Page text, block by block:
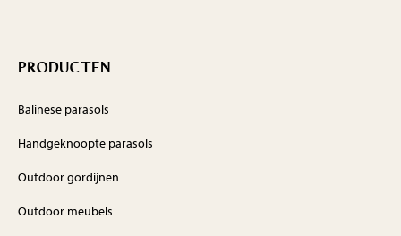
PRODUCTEN
Balinese parasols
Handgeknoopte parasols
Outdoor gordijnen
Outdoor meubels